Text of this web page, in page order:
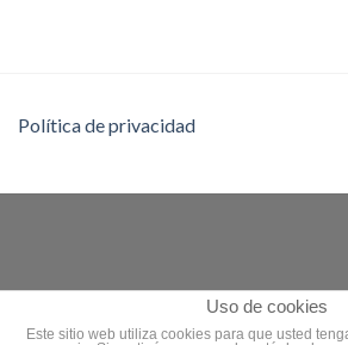
Política de privacidad
Uso de cookies
Este sitio web utiliza cookies para que usted